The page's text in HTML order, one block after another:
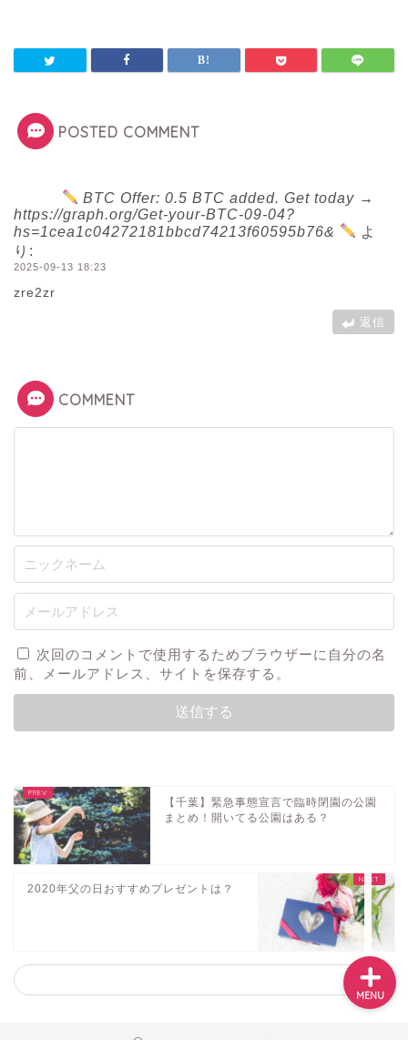
POSTED COMMENT
BTC Offer: 0.5 BTC added. Get today →
https://graph.org/Get-your-BTC-09-04?
hs=1cea1c04272181bbcd74213f60595b76&
よ
り:
2025-09-13 18:23
zre2zr
返信
COMMENT
次回のコメントで使用するためブラウザーに自分の名
前、メールアドレス、サイトを保存する。
【千葉】緊急事態宣言で臨時閉園の公園
まとめ！開いてる公園はある？
2020年父の日おすすめプレゼントは？
MENU
人物
イベント